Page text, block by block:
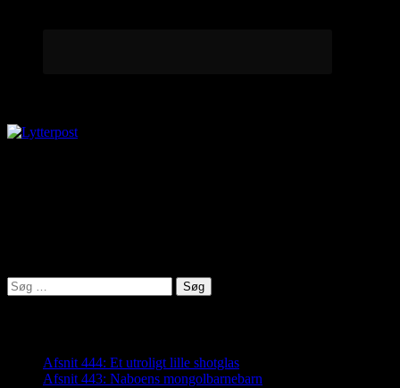
Søg
efter:
Afsnit 444: Et utroligt lille shotglas
Afsnit 443: Naboens mongolbarnebarn